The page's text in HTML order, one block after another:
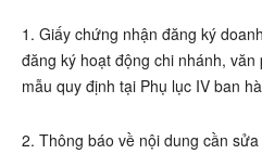
1. Giấy chứng nhận đăng ký
đăng ký hoạt động chi nhánh,
mẫu quy định tại Phụ lục IV ban
2. Thông báo về nội dung cần